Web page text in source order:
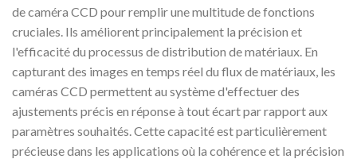
de caméra CCD pour remplir une multitude de fonctions
cruciales. Ils améliorent principalement la précision et
l'efficacité du processus de distribution de matériaux. En
capturant des images en temps réel du flux de matériaux, les
caméras CCD permettent au système d'effectuer des
ajustements précis en réponse à tout écart par rapport aux
paramètres souhaités. Cette capacité est particulièrement
précieuse dans les applications où la cohérence et la précision